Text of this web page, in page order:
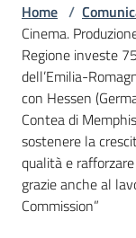
Comunicati
stampa
Menu selezionato
Cerca
un
comunicato
Risorse
Home /
Cinema.
Regione investe
dell’Emilia-
con Hessen
Contea di
sostenere la
qualità e
grazie anche al
Commission”